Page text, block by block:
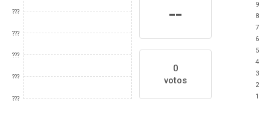
???
???
???
???
???
--
0
votos
9
8
7
6
5
4
3
2
1